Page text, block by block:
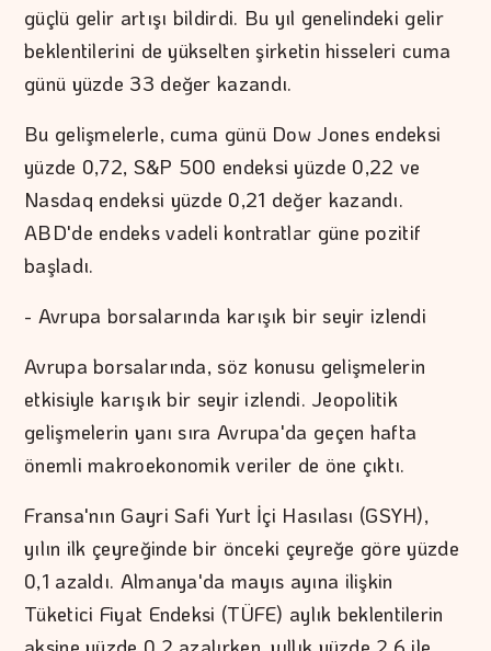
güçlü gelir artışı bildirdi. Bu yıl genelindeki gelir
beklentilerini de yükselten şirketin hisseleri cuma
günü yüzde 33 değer kazandı.
Bu gelişmelerle, cuma günü Dow Jones endeksi
yüzde 0,72, S&P 500 endeksi yüzde 0,22 ve
Nasdaq endeksi yüzde 0,21 değer kazandı.
ABD'de endeks vadeli kontratlar güne pozitif
başladı.
- Avrupa borsalarında karışık bir seyir izlendi
Avrupa borsalarında, söz konusu gelişmelerin
etkisiyle karışık bir seyir izlendi. Jeopolitik
gelişmelerin yanı sıra Avrupa'da geçen hafta
önemli makroekonomik veriler de öne çıktı.
Fransa'nın Gayri Safi Yurt İçi Hasılası (GSYH),
yılın ilk çeyreğinde bir önceki çeyreğe göre yüzde
0,1 azaldı. Almanya'da mayıs ayına ilişkin
Tüketici Fiyat Endeksi (TÜFE) aylık beklentilerin